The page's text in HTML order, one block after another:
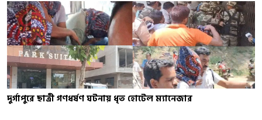
দুর্গাপুরে ছাত্রী গণধর্ষণ ঘটনায় ধৃত হোটেল ম্যানেজার